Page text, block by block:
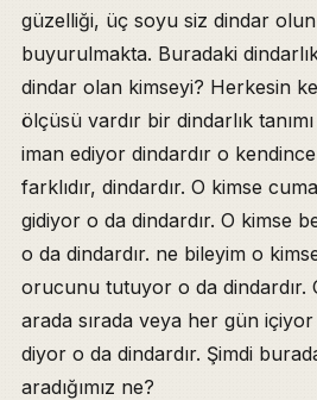
güzelliği, üç soyu siz dindar
buyurulmakta. Buradaki
dindar olan kimseyi? Herkesin
ölçüsü vardır bir dindarlık
iman ediyor dindardır o
farklıdır, dindardır. O kimse
gidiyor o da dindardır. O kimse
o da dindardır. ne bileyim o
orucunu tutuyor o da dindardır.
arada sırada veya her gün
diyor o da dindardır. Şimdi
aradığımız ne?